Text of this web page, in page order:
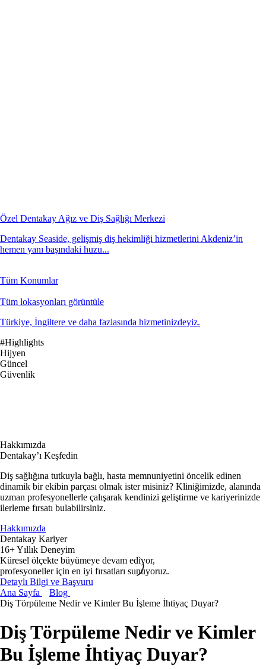
Özel Dentakay Ağız ve Diş Sağlığı Merkezi
Dentakay Seaside, gelişmiş diş hekimliği hizmetlerini Akdeniz’in
hemen yanı başındaki huzu...
Tüm Konumlar
Tüm lokasyonları görüntüle
Türkiye, İngiltere ve daha fazlasında hizmetinizdeyiz.
#Highlights
Hijyen
Güncel
Güvenlik
Hakkımızda
Dentakay’ı Keşfedin
Diş sağlığına tutkuyla bağlı, hasta memnuniyetini öncelik edinen
dinamik bir ekibin parçası olmak ister misiniz? Kliniğimizde, alanında
uzman profesyonellerle çalışarak kendinizi geliştirme ve kariyerinizde
ilerleme fırsatı bulabilirsiniz.
Hakkımızda
Dentakay Kariyer
16+ Yıllık Deneyim
Küresel ölçekte büyümeye devam ediyor,
profesyoneller için en iyi fırsatları sunuyoruz.
Detaylı Bilgi ve Başvuru
Ana Sayfa
Blog
Diş Törpüleme Nedir ve Kimler Bu İşleme İhtiyaç Duyar?
Diş Törpüleme Nedir ve Kimler
Bu İşleme İhtiyaç Duyar?